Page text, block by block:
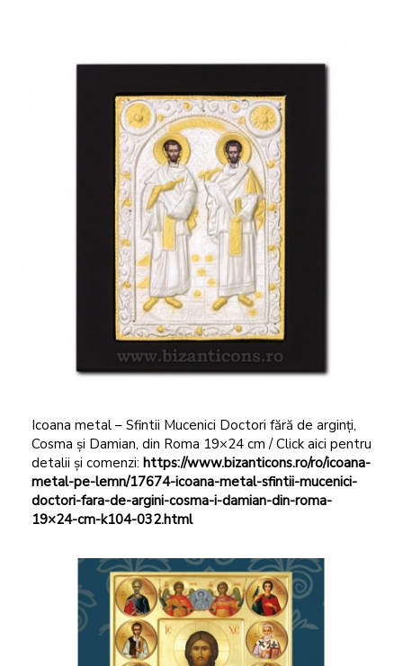
Icoana metal – Sfintii Mucenici Doctori fără de arginți,
Cosma și Damian, din Roma 19×24 cm / Click aici pentru
detalii și comenzi: https://www.bizanticons.ro/ro/icoana-
metal-pe-lemn/17674-icoana-metal-sfintii-mucenici-
doctori-fara-de-argini-cosma-i-damian-din-roma-
19×24-cm-k104-032.html